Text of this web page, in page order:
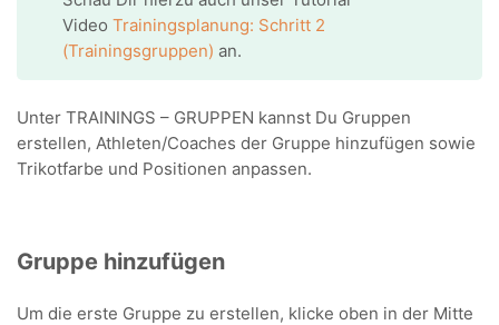
VideoTrainingsplanung: Schritt 2
(Trainingsgruppen) an.
Unter TRAININGS – GRUPPEN kannst Du Gruppen
erstellen, Athleten/Coaches der Gruppe hinzufügen sowie
Trikotfarbe und Positionen anpassen.
Gruppe hinzufügen
Um die erste Gruppe zu erstellen, klicke oben in der Mitte